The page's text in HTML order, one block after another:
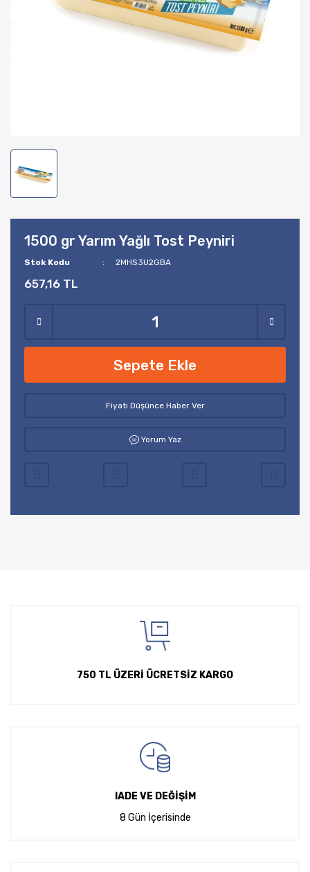
1500 gr Yarım Yağlı Tost Peyniri
Stok Kodu 2MHS3U2GBA
657,16 TL
Sepete Ekle
Fiyatı Düşünce Haber Ver
Yorum Yaz
750 TL ÜZERİ ÜCRETSİZ KARGO
IADE VE DEĞİŞİM
8 Gün İçerisinde